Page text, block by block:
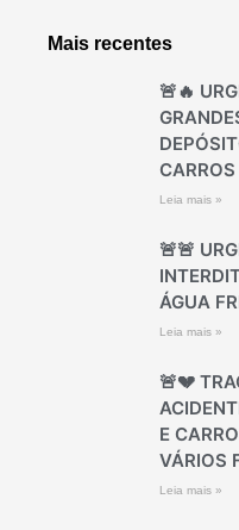
Mais recentes
🚨🔥
CARROS
Leia mais »
🚨🚨
ÁGUA
Leia mais »
🚨💔
E
VÁRIOS
Leia mais »